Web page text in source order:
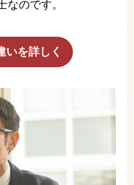
なのです。
いを詳しく